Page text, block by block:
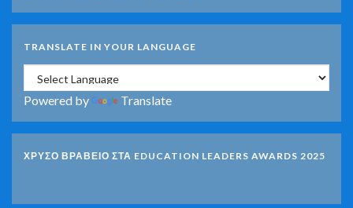
TRANSLATE IN YOUR LANGUAGE
Powered by Translate
ΧΡΥΣΟ ΒΡΑΒΕΙΟ ΣΤΑ EDUCATION LEADERS AWARDS 2025